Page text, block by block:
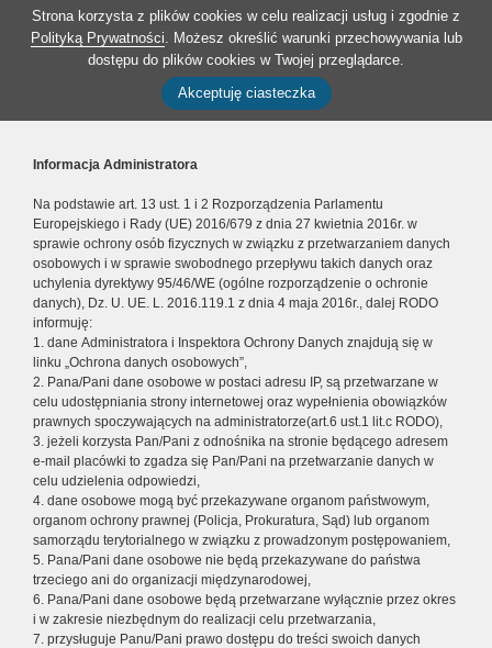
Strona korzysta z plików cookies w celu realizacji usług i zgodnie z
Polityką Prywatności. Możesz określić warunki przechowywania lub
dostępu do plików cookies w Twojej przeglądarce.
Akceptuję ciasteczka
Informacja Administratora
Na podstawie art. 13 ust. 1 i 2 Rozporządzenia Parlamentu
Europejskiego i Rady (UE) 2016/679 z dnia 27 kwietnia 2016r. w
sprawie ochrony osób fizycznych w związku z przetwarzaniem danych
osobowych i w sprawie swobodnego przepływu takich danych oraz
uchylenia dyrektywy 95/46/WE (ogólne rozporządzenie o ochronie
danych), Dz. U. UE. L. 2016.119.1 z dnia 4 maja 2016r., dalej RODO
informuję:
1. dane Administratora i Inspektora Ochrony Danych znajdują się w
linku „Ochrona danych osobowych”,
2. Pana/Pani dane osobowe w postaci adresu IP, są przetwarzane w
celu udostępniania strony internetowej oraz wypełnienia obowiązków
prawnych spoczywających na administratorze(art.6 ust.1 lit.c RODO),
3. jeżeli korzysta Pan/Pani z odnośnika na stronie będącego adresem
e-mail placówki to zgadza się Pan/Pani na przetwarzanie danych w
celu udzielenia odpowiedzi,
4. dane osobowe mogą być przekazywane organom państwowym,
organom ochrony prawnej (Policja, Prokuratura, Sąd) lub organom
samorządu terytorialnego w związku z prowadzonym postępowaniem,
5. Pana/Pani dane osobowe nie będą przekazywane do państwa
trzeciego ani do organizacji międzynarodowej,
6. Pana/Pani dane osobowe będą przetwarzane wyłącznie przez okres
i w zakresie niezbędnym do realizacji celu przetwarzania,
7. przysługuje Panu/Pani prawo dostępu do treści swoich danych